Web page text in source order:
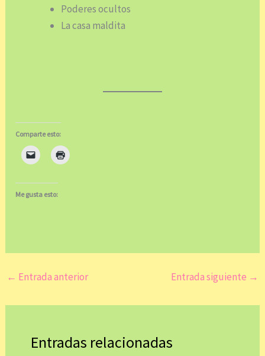
Poderes ocultos
La casa maldita
Comparte esto:
Me gusta esto:
← Entrada anterior Entrada siguiente →
Entradas relacionadas